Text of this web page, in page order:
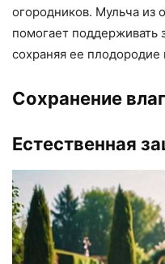
огородников. Мульча из
помогает поддерживать
сохраняя ее плодородие
Сохранение
Естественная